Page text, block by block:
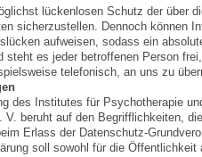
lückenlosen Schutz der über
sicherzustellen. Dennoch können
aufweisen, sodass ein
steht es jeder betroffenen Person
telefonisch, an uns zu
des Institutes für Psychotherapie
V. beruht auf den Begrifflichkeiten,
Erlass der Datenschutz-
soll sowohl für die Öffentlichkeit